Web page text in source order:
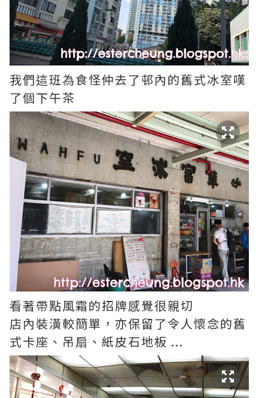
我們這班為食怪仲去了邨內的舊式冰室嘆
了個下午茶
看著帶點風霜的招牌感覺很親切
店內裝潢較簡單，亦保留了令人懷念的舊
式卡座、吊扇、紙皮石地板 ...